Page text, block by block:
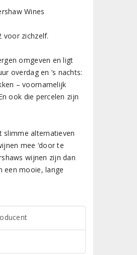
voor zichzelf.
omgeven en ligt
overdag en ’s nachts:
– voornamelijk
ook die percelen zijn
slimme alternatieven
mee ‘door te
wijnen zijn dan
een mooie, lange